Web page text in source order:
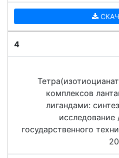
4
комплексов
лигандами:
исследование
государственного